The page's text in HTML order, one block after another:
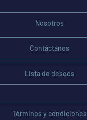
Nosotros
Contáctanos
Lista de deseos
Términos y condiciones